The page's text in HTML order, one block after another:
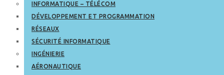
INFORMATIQUE – TÉLÉCOM
DÉVELOPPEMENT ET PROGRAMMATION
RÉSEAUX
SÉCURITÉ INFORMATIQUE
INGÉNIERIE
AÉRONAUTIQUE